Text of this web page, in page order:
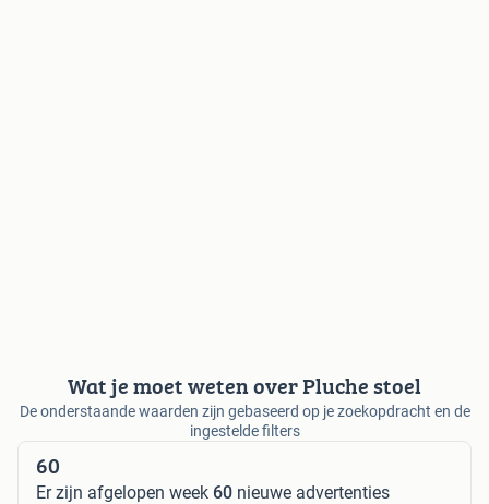
Wat je moet weten over Pluche stoel
De onderstaande waarden zijn gebaseerd op je zoekopdracht en de
ingestelde filters
60
Er zijn afgelopen week 60 nieuwe advertenties